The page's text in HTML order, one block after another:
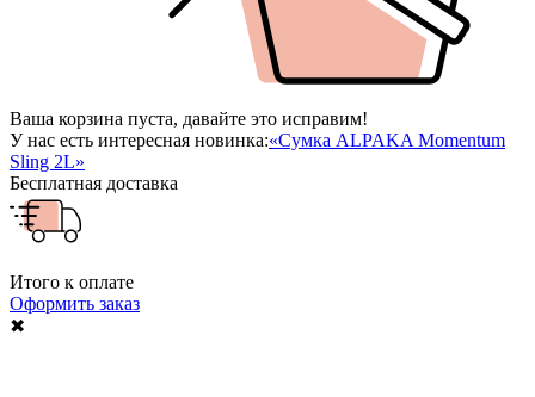
Ваша корзина пуста, давайте это исправим!
У нас есть интересная новинка:«Сумка ALPAKA Momentum
Sling 2L»
Бесплатная доставка
Итого к оплате
Оформить заказ
✖